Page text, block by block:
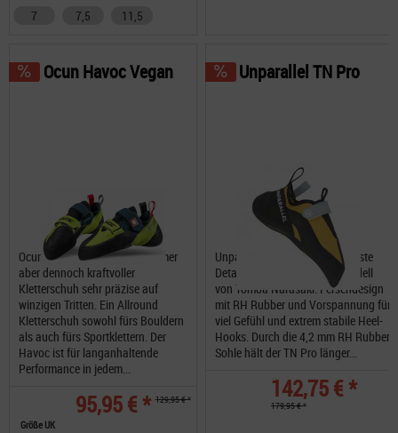
7
7,5 11,5
Ocun Havoc Vegan ein bequemer
aber dennoch kraftvoller
Kletterschuh sehr präzise auf
winzigen Tritten. Ein Allround
Kletterschuh sowohl fürs Bouldern
als auch fürs Sportklettern. Der
Havoc ist für langanhaltende
Performance in jedem...
95,95 € * 129,95 € *
Ocun Havoc Vegan
Größe UK
Unparallel TN Pro bis ins kleinste
Detail getestete Signature-Modell
von Tomoa Narasaki. Fersendesign
mit RH Rubber und Vorspannung für
viel Gefühl und extrem stabile Heel-
Hooks. Durch die 4,2 mm RH Rubber
Sohle hält der TN Pro länger...
142,75 € *
179,95 € *
Unparallel TN Pro